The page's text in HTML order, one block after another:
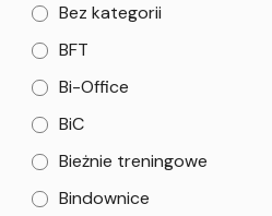
Bez kategorii
BFT
Bi-Office
BiC
Bieżnie treningowe
Bindownice